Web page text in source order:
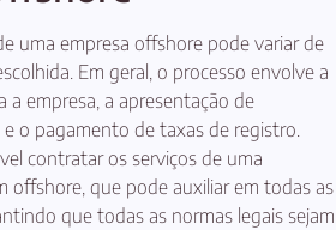
uma empresa offshore pode variar de
Em geral, o processo envolve a
a empresa, a apresentação de
o pagamento de taxas de registro.
contratar os serviços de uma
offshore, que pode auxiliar em todas as
que todas as normas legais sejam